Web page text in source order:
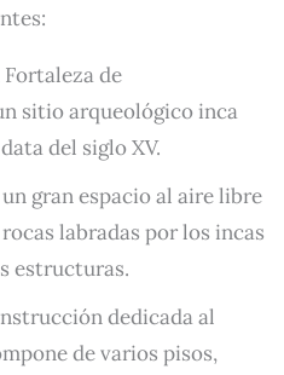
Fortaleza de
sitio arqueológico inca
del siglo XV.
gran espacio al aire libre
labradas por los incas
estructuras.
dedicada al
de varios pisos,